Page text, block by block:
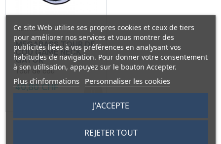
MEGABASS
MEGABASS TOUR DE
COU GAME NECK
GATOR
Tour de cou
40,80 CHF
Ce site Web utilise ses propres cookies et ceux de tiers
pour améliorer nos services et vous montrer des
publicités liées à vos préférences en analysant vos
habitudes de navigation. Pour donner votre consentement
à son utilisation, appuyez sur le bouton Accepter.
Plus d'informations Personnaliser les cookies
REJETER TOUT
J'ACCEPTE